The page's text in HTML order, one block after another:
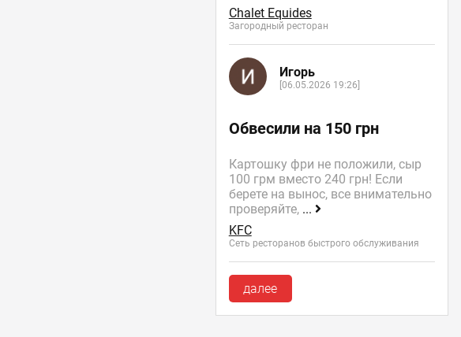
Chalet Equides
Загородный ресторан
Игорь
[06.05.2026 19:26]
Обвесили на 150 грн
Картошку фри не положили, сыр
100 грм вместо 240 грн! Если
берете на вынос, все внимательно
проверяйте, ...
KFC
Сеть ресторанов быстрого обслуживания
далее